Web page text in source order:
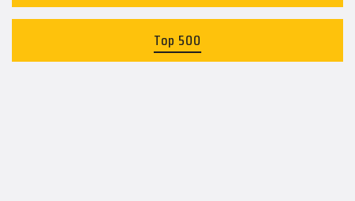
Top 500